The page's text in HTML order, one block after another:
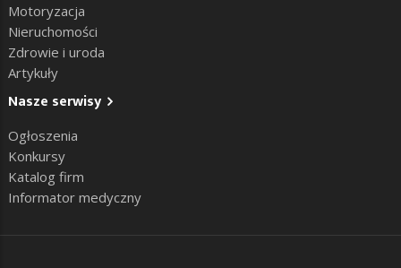
Motoryzacja
Nieruchomości
Zdrowie i uroda
Artykuły
Nasze serwisy
Ogłoszenia
Konkursy
Katalog firm
Informator medyczny